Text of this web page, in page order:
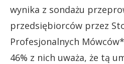
wynika z sondażu
przedsiębiorców przez
Profesjonalnych
46% z nich uważa, że tą